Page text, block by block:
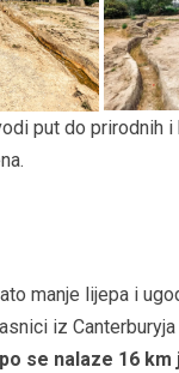
put do prirodnih
manje lijepa i
iz
se nalaze 16